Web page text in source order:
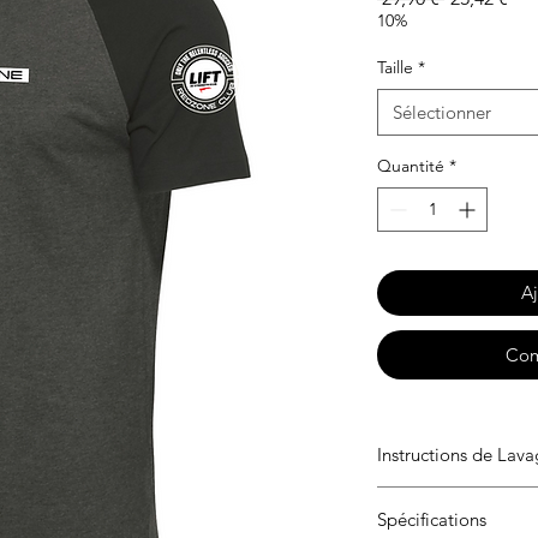
10%
Taille *
Sélectionner
Quantité *
Instructions de
150° max. Ne pas
Spécifications